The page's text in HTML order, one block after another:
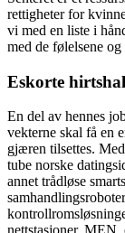
rettigheter for
vi med en liste i
med de følelsene
Eskorte
En del av hennes
vekterne skal få en
gjæren tilsettes.
tube norske
annet trådløse